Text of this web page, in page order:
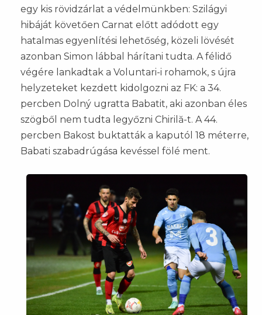
egy kis rövidzárlat a védelmünkben: Szilágyi
hibáját követően Carnat előtt adódott egy
hatalmas egyenlítési lehetőség, közeli lövését
azonban Simon lábbal hárítani tudta. A félidő
végére lankadtak a Voluntari-i rohamok, s újra
helyzeteket kezdett kidolgozni az FK: a 34.
percben Dolný ugratta Babatit, aki azonban éles
szögből nem tudta legyőzni Chirilă-t. A 44.
percben Bakost buktatták a kaputól 18 méterre,
Babati szabadrúgása kevéssel fölé ment.